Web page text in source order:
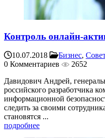
Контроль онлайн-
10.07.2018 Бизнес,
0 Комментариев
2652
Давидович Андрей,
российского разработчика
информационной
следить за своими
становятся ...
подробнее